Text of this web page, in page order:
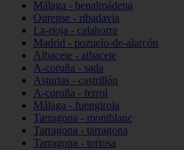
Málaga - benalmádena
Ourense - ribadavia
La-rioja - calahorra
Madrid - pozuelo-de-alarcón
Albacete - albacete
A-coruña - sada
Asturias - castrillón
A-coruña - ferrol
Málaga - fuengirola
Tarragona - montblanc
Tarragona - tarragona
Tarragona - tortosa